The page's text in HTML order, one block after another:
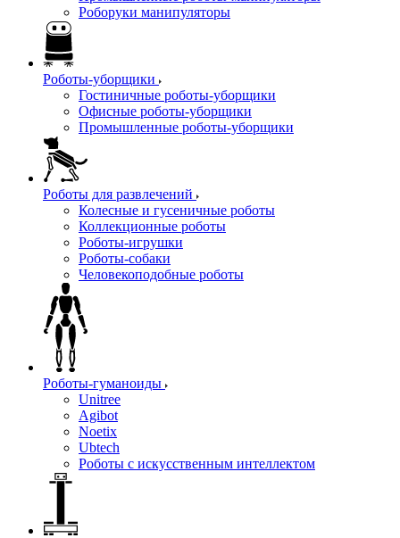
Роборуки манипуляторы
Роботы-уборщики
Гостиничные роботы-уборщики
Офисные роботы-уборщики
Промышленные роботы-уборщики
Роботы для развлечений
Колесные и гусеничные роботы
Коллекционные роботы
Роботы-игрушки
Роботы-собаки
Человекоподобные роботы
Роботы-гуманоиды
Unitree
Agibot
Noetix
Ubtech
Роботы с искусственным интеллектом